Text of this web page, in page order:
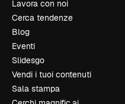
Lavora con noi
Cerca tendenze
Blog
Eventi
Slidesgo
Vendi i tuoi contenuti
Sala stampa